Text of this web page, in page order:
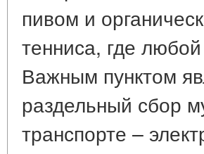
пивом и
тенниса, где
Важным пунктом
раздельный сбор
транспорте –